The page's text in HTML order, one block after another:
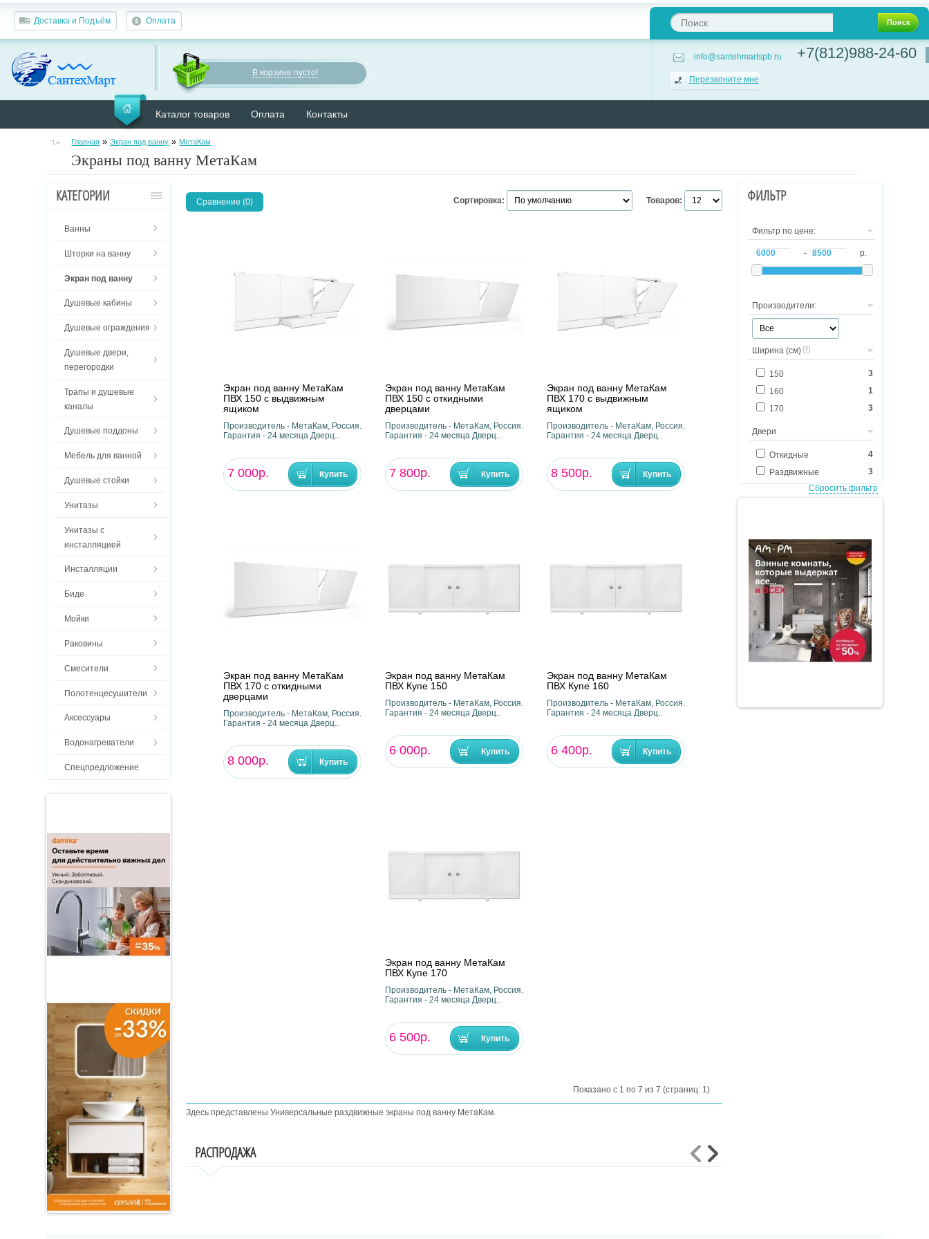
Доставка и Подъём Оплата Поиск
В корзине пусто!
info@santehmartspb.ru
Перезвоните мне
+7(812)988-24-60
Каталог товаров Оплата Контакты
Главная »Экран под ванну » МетаКам
Экраны под ванну МетаКам
КАТЕГОРИИ
Ванны
Шторки на ванну
Экран под ванну
Душевые кабины
Душевые ограждения
Душевые двери,
перегородки
Трапы и душевые
каналы
Душевые поддоны
Мебель для ванной
Душевые стойки
Унитазы
Унитазы с
инсталляцией
Инсталляции
Биде
Мойки
Раковины
Смесители
Полотенцесушители
Аксессуары
Водонагреватели
Спецпредложение
ФИЛЬТР
Фильтр по цене:
- р.
Производители:
Ширина (см)
150
3
160
1
170
3
Двери
Откидные
4
Раздвижные
3
Сбросить фильтр
Товаров:
Сравнение (0) Сортировка:
Экран под ванну МетаКам
ПВХ 150 с выдвижным
ящиком
Производитель - МетаКам, Россия.
Гарантия - 24 месяца Дверц..
7 000р.
Экран под ванну МетаКам
ПВХ 150 с откидными
дверцами
Производитель - МетаКам, Россия.
Гарантия - 24 месяца Дверц..
7 800р.
Экран под ванну МетаКам
ПВХ 170 с выдвижным
ящиком
Производитель - МетаКам, Россия.
Гарантия - 24 месяца Дверц..
8 500р.
Экран под ванну МетаКам
ПВХ 170 с откидными
дверцами
Производитель - МетаКам, Россия.
Гарантия - 24 месяца Дверц..
8 000р.
Экран под ванну МетаКам
ПВХ Купе 150
Производитель - МетаКам, Россия.
Гарантия - 24 месяца Дверц..
6 000р.
Экран под ванну МетаКам
ПВХ Купе 160
Производитель - МетаКам, Россия.
Гарантия - 24 месяца Дверц..
6 400р.
Экран под ванну МетаКам
ПВХ Купе 170
Производитель - МетаКам, Россия.
Гарантия - 24 месяца Дверц..
6 500р.
Показано с 1 по 7 из 7 (страниц: 1)
Здесь представлены Универсальные раздвижные экраны под ванну МетаКам.
РАСПРОДАЖА